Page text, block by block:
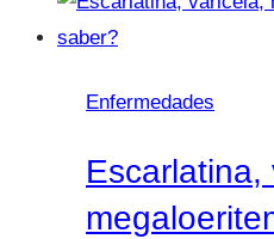
de
nuestros
hijos
Enfermedades
Escarlatina,